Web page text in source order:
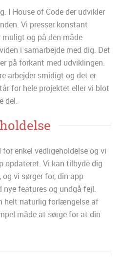
I House of Code der udvikler
Vi presser konstant
og på den måde
i samarbejde med dig. Det
på forkant med udviklingen.
arbejder smidigt og det er
for hele projektet eller vi blot
del.
enkel vedligeholdelse og vi
opdateret. Vi kan tilbyde dig
vi sørger for, din app
nye features og undgå fejl.
helt naturlig forlængelse af
måde at sørge for at din